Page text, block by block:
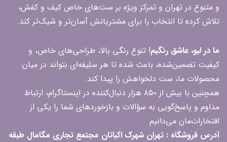
و متنوع در تهران و تمرکز ویژه بر ست‌های خاص کیف و کفش،
تلاش کرده تا انتخاب را برای مشتریانش آسان‌تر و شیک‌تر کند.
ما در لیو، عاشق رنگیم! تنوع رنگی بالا، طراحی‌های خاص، و
کیفیت تضمین‌شده، باعث شده تا هر سلیقه‌ای بتواند در میان
محصولات ما، ست دلخواهش را پیدا کند.
همچنین با بیش از ۸۵۰ هزار دنبال‌کننده در اینستاگرام، ارتباط
مداوم و پاسخ‌گویی به سؤالات و بازخوردهای شما را یکی از
افتخارات‌مان می‌دانیم
آدرس فروشگاه : تهران شهرک اکباتان مجتمع تجاری مگامال طبقه